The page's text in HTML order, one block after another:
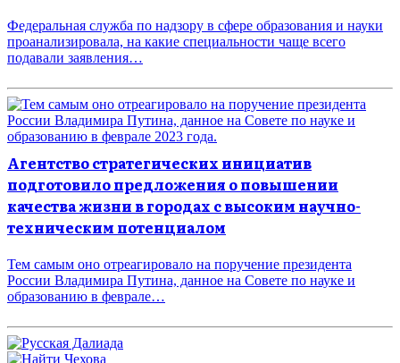
Федеральная служба по надзору в сфере образования и науки
проанализировала, на какие специальности чаще всего
подавали заявления…
Агентство стратегических инициатив
подготовило предложения о повышении
качества жизни в городах с высоким научно-
техническим потенциалом
Тем самым оно отреагировало на поручение президента
России Владимира Путина, данное на Совете по науке и
образованию в феврале…